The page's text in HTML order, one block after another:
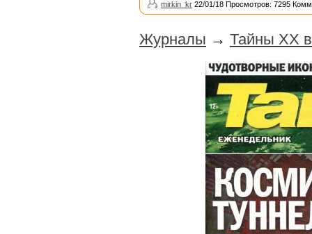
mirkin_kr 22/01/18 Просмотров: 7295
Журналы → Тайны ХХ